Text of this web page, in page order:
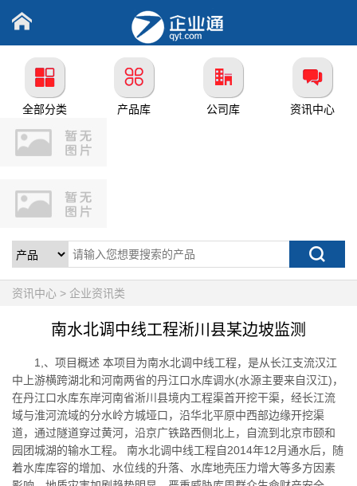
全部分类 产品库 公司库 资讯中心
资讯中心 > 企业资讯类
南水北调中线工程淅川县某边坡监测
1,、项目概述 本项目为南水北调中线工程，是从长江支流汉江
中上游横跨湖北和河南两省的丹江口水库调水(水源主要来自汉江)，
在丹江口水库东岸河南省淅川县境内工程渠首开挖干渠，经长江流
域与淮河流域的分水岭方城垭口，沿华北平原中西部边缘开挖渠
道，通过隧道穿过黄河，沿京广铁路西侧北上，自流到北京市颐和
园团城湖的输水工程。 南水北调中线工程自2014年12月通水后，随
着水库库容的增加、水位线的升落、水库地壳压力增大等多方因素